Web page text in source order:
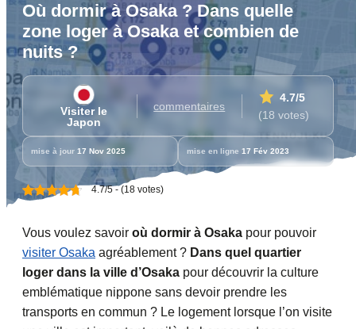
Où dormir à Osaka ? Dans quelle
zone loger à Osaka et combien de
nuits ?
Visiter le
Japon
commentaires
4.7/5
(18 votes)
mise à jour 17 Nov 2025 mise en ligne 17 Fév 2023
4.7/5 - (18 votes)
Vous voulez savoir où dormir à Osaka pour pouvoir
visiter Osaka agréablement ? Dans quel quartier
loger dans la ville d’Osaka pour découvrir la culture
emblématique nippone sans devoir prendre les
transports en commun ? Le logement lorsque l’on visite